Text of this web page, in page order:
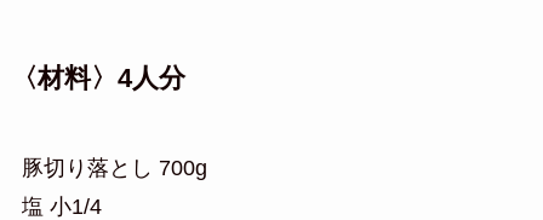
〈材料〉4人分
豚切り落とし 700g
塩 小1/4